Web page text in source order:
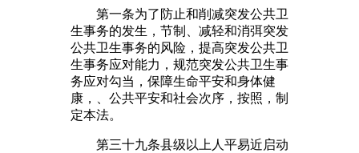
第一条为了防止和削减突发公共卫
生事务的发生，节制、减轻和消弭突发
公共卫生事务的风险，提高突发公共卫
生事务应对能力，规范突发公共卫生事
务应对勾当，保障生命平安和身体健
康，、公共平安和社会次序，按照，制
定本法。
第三十九条县级以上人平易近启动